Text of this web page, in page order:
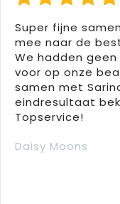
Super fijne
mee naar de
We hadden
voor op onze
samen met
eindresultaat
Topservice!
Daisy Moons